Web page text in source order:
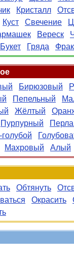
Кристалл
Куст Свечение
Вереск
Букет Гряда Фрак
Бирюзовый
Пепельный
Жёлтый
Пурпурный
Махровый Алый
Обтянуть
Окрасить